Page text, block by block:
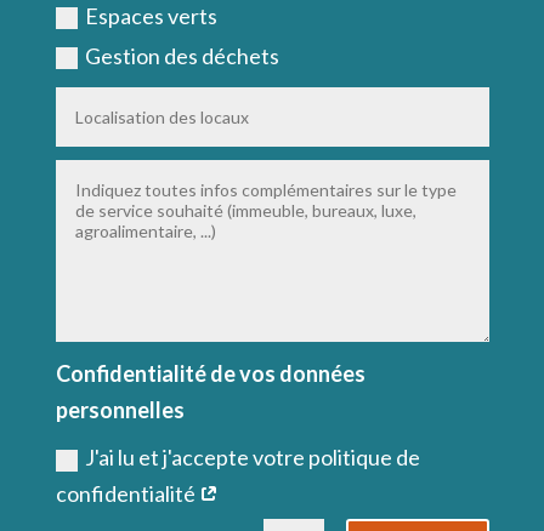
Espaces verts
Gestion des déchets
Confidentialité de vos données
personnelles
J'ai lu et j'accepte votre politique de
confidentialité